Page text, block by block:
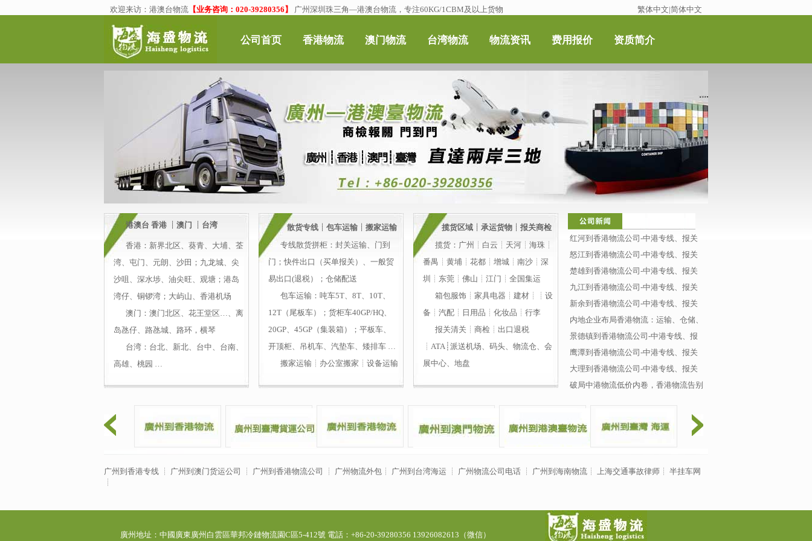
欢迎来访： 港澳台物流 【业务咨询：020-39280356】 广州深圳珠三角—港澳台物流，专注60KG/1CBM及以上货物 繁体中文|简体中文
公司首页 香港物流 澳门物流 台湾物流 物流资讯 费用报价 资质简介
港澳台 香港┊ 澳门 ┊台湾
香港：新界北区、葵青、 大埔、 荃
湾、屯门、元朗、沙田；九龙城、尖
沙咀、深水埗、油尖旺、观塘；港岛
湾仔、铜锣湾；大屿山、香港机场
澳门 ：澳门北区、花王堂区…、离
岛氹仔、路氹城、路环，横琴
台湾：台北、新北、台中、台南、
高雄、 桃园 …
散货专线┊包车运输┊搬家运输
专线散货拼柜：封关运输、门到
门；快件出口（买单报关）、一般贸
易出口(退税）；仓储配送
包车运输：吨车5T、8T、10T、
12T（尾板车）；货柜车40GP/HQ、
20GP、45GP（集装箱）；平板车、
开顶柜、吊机车、汽垫车、矮排车 …
搬家运输┊办公室搬家┊设备运输
揽货区域┊承运货物┊报关商检
揽货：广州┊白云┊天河┊海珠┊
番禺┊黄埔┊花都┊增城┊南沙┊深
圳┊东莞┊佛山┊江门┊全国集运
箱包服饰┊家具电器┊建材┊┊设
备┊汽配┊日用品┊化妆品┊行李
报关清关┊商检┊出口退税
┊ATA┊派送机场、码头、物流仓、会
展中心、地盘
红河到香港物流公司-中港专线、报关
怒江到香港物流公司-中港专线、报关
楚雄到香港物流公司-中港专线、报关
九江到香港物流公司-中港专线、报关
新余到香港物流公司-中港专线、报关
内地企业布局香港物流：运输、仓储、
景德镇到香港物流公司-中港专线、报
鹰潭到香港物流公司-中港专线、报关
大理到香港物流公司-中港专线、报关
破局中港物流低价内卷，香港物流告别
广州到香港专线 ┊ 广州到澳门货运公司 ┊ 广州到香港物流公司 ┊ 广州物流外包 ┊ 广州到台湾海运 ┊ 广州物流公司电话 ┊ 广州到海南物流 ┊ 上海交通事故律师 ┊ 半挂车网
┊
廣州地址：中國廣東廣州白雲區華邦冷鏈物流園C區5-412號 電話：+86-20-39280356 13926082613（微信）